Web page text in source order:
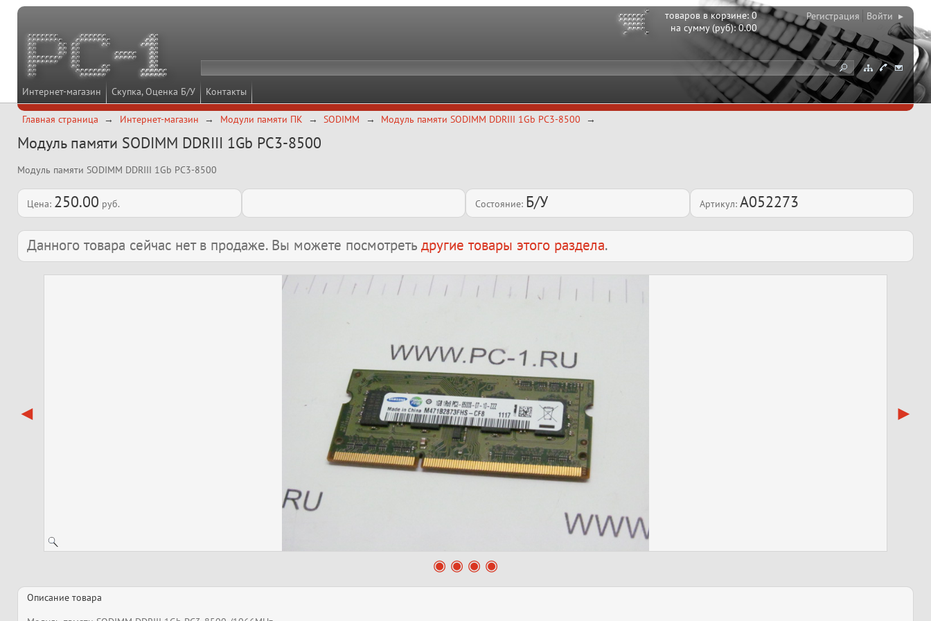
Интернет-магазин Скупка, Оценка Б/У Контакты
товаров в корзине:0
на сумму (руб):0.00
Регистрация Войти ▸
Главная страница Интернет-магазин Модули памяти ПК SODIMM Модуль памяти SODIMM DDRIII 1Gb PC3-8500
Модуль памяти SODIMM DDRIII 1Gb PC3-8500
Модуль памяти SODIMM DDRIII 1Gb PC3-8500
Цена: 250.00 руб. Состояние: Б/У Артикул: A052273
Данного товара сейчас нет в продаже. Вы можете посмотреть другие товары этого раздела.
Описание товара